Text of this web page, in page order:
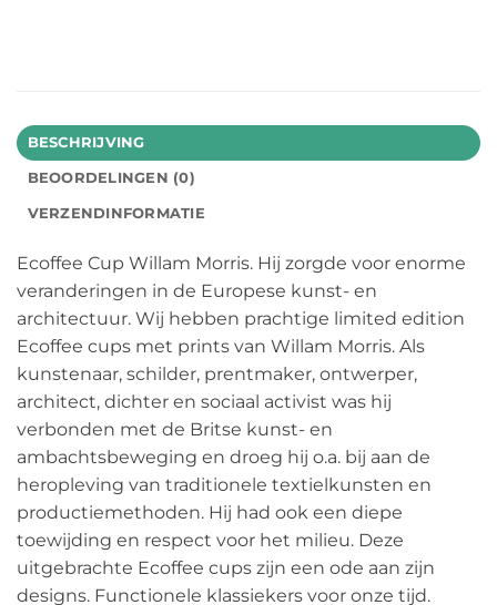
BESCHRIJVING
BEOORDELINGEN (0)
VERZENDINFORMATIE
Ecoffee Cup Willam Morris. Hij zorgde voor enorme
veranderingen in de Europese kunst- en
architectuur. Wij hebben prachtige limited edition
Ecoffee cups met prints van Willam Morris. Als
kunstenaar, schilder, prentmaker, ontwerper,
architect, dichter en sociaal activist was hij
verbonden met de Britse kunst- en
ambachtsbeweging en droeg hij o.a. bij aan de
heropleving van traditionele textielkunsten en
productiemethoden. Hij had ook een diepe
toewijding en respect voor het milieu. Deze
uitgebrachte Ecoffee cups zijn een ode aan zijn
designs. Functionele klassiekers voor onze tijd.